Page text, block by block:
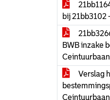
bij 21bb3102
BWB inzake
Ceintuurbaan
Verslag